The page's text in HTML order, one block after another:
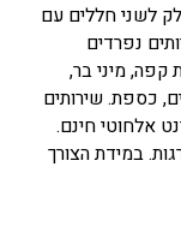
לשני חללים עם
נפרדים
מיני בר,
כספת. שירותים
אלחוטי חינם.
במידת הצורך